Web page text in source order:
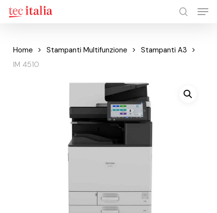
Skip
Home Stampanti Multifunzione
Stampanti A3
IM 4510